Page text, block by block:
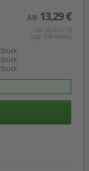
AB 13,29 €
(ab 66,45 € / 1l)
(zzgl. 19% Mwst.)